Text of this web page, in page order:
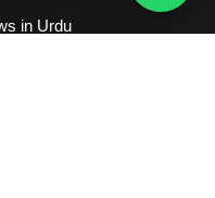
in Urdu